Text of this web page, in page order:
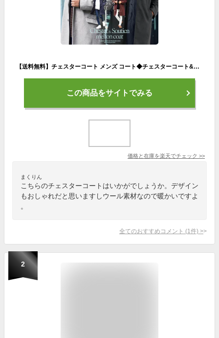
【送料無料】チェスターコート メンズ コート◆チェスターコート&ステンカラーコート◆アウター ロングコート ビジネスコート 通勤 ステンカラー ロング ウールコート 細身 スリム 暖かい 服 秋服 冬服 秋 冬
この商品をサイトでみる
価格と在庫を楽天でチェック >>
まくりん
こちらのチェスターコートはいかがでしょうか。デザイン
もおしゃれだと思いますしウール素材なので暖かいですよ
。
全てのおすすめコメント (1 件) >
2